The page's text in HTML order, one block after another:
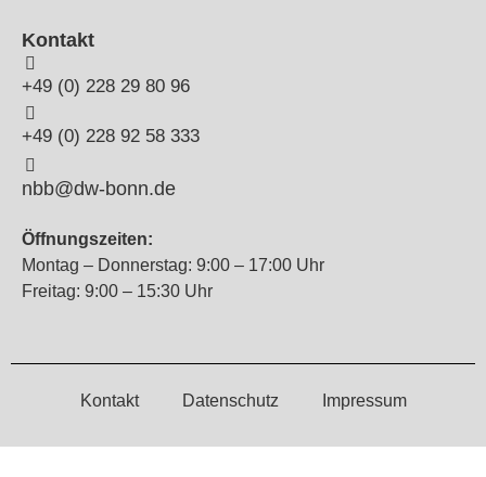
Kontakt
+49 (0) 228 29 80 96
+49 (0) 228 92 58 333
nbb@dw-bonn.de
Öffnungszeiten:
Montag – Donnerstag: 9:00 – 17:00 Uhr
Freitag: 9:00 – 15:30 Uhr
Kontakt Datenschutz Impressum